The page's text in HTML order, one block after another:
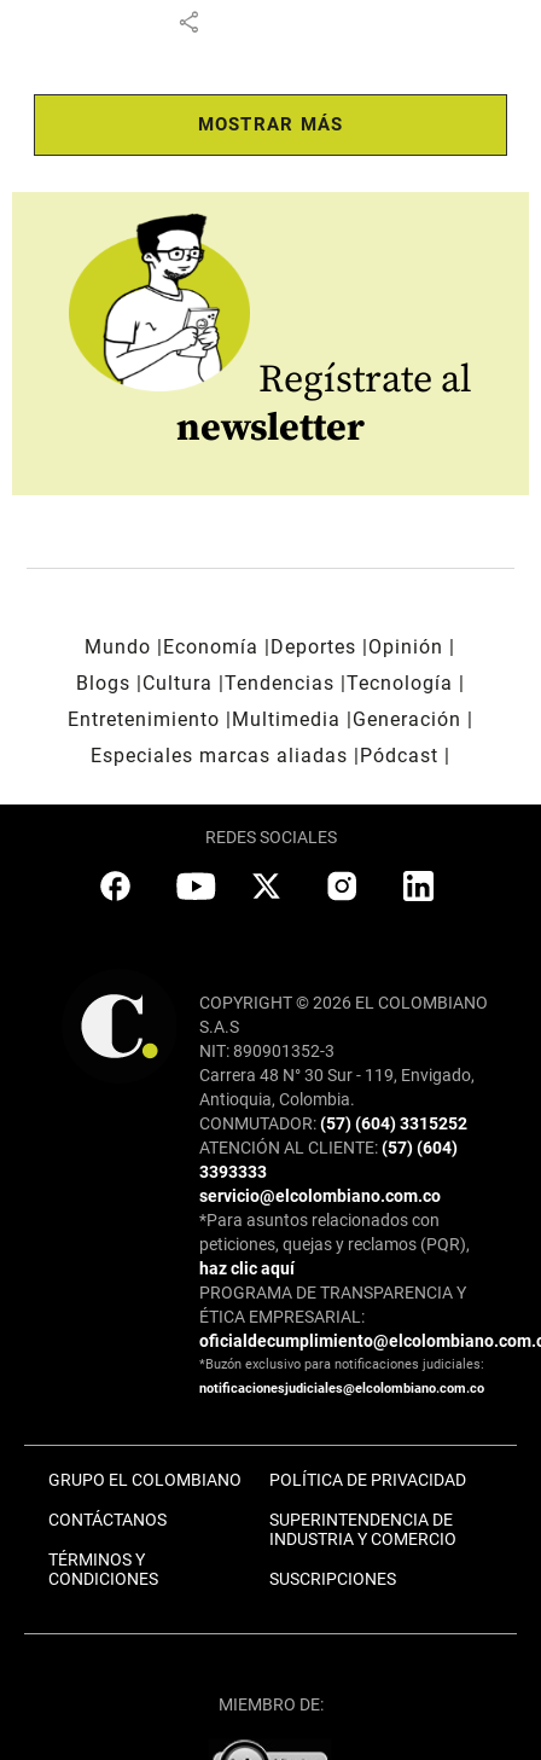
share
MOSTRAR MÁS
Regístrate al
newsletter
Mundo Economía Deportes
Opinión
Blogs
Cultura Tendencias Tecnología
Entretenimiento
Multimedia
Generación
Especiales marcas aliadas
Pódcast
REDES SOCIALES
COPYRIGHT © 2026 EL COLOMBIANO
S.A.S
NIT: 890901352-3
Carrera 48 N° 30 Sur - 119, Envigado,
Antioquia, Colombia.
CONMUTADOR:(57) (604) 3315252
ATENCIÓN AL CLIENTE:(57) (604)
3393333
servicio@elcolombiano.com.co
*Para asuntos relacionados con
peticiones, quejas y reclamos (PQR),
haz clic aquí
PROGRAMA DE TRANSPARENCIA Y
ÉTICA EMPRESARIAL:
*Buzón exclusivo para notificaciones judiciales:
notificacionesjudiciales@elcolombiano.com.co
GRUPO EL COLOMBIANO
CONTÁCTANOS
TÉRMINOS Y
CONDICIONES
POLÍTICA DE PRIVACIDAD
SUPERINTENDENCIA DE
INDUSTRIA Y COMERCIO
SUSCRIPCIONES
MIEMBRO DE: